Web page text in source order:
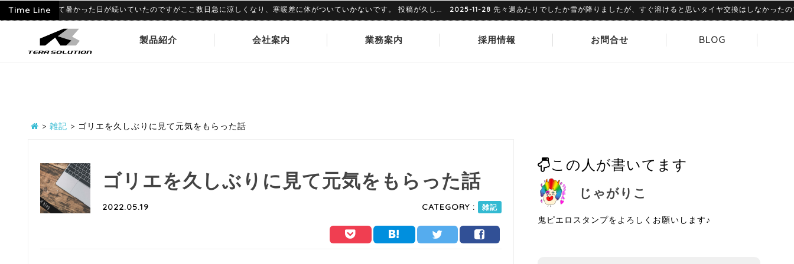
Time Line
6月に入って暑かった日が続いていたのですがここ数日急に涼しくなり、寒暖差に体がついていかないです。 投稿が久し... 2025-11-28 先々週あたりでしたか雪が降りましたが、すぐ溶けると思いタイヤ交換はしなかったので
製品紹介 会社案内 業務案内 採用情報 お問合せ BLOG
> 雑記 > ゴリエを久しぶりに見て元気をもらった話
ゴリエを久しぶりに見て元気をもらった話
2022.05.19 CATEGORY : 雑記
この人が書いてます
じゃがりこ
鬼ピエロスタンプをよろしくお願いします♪